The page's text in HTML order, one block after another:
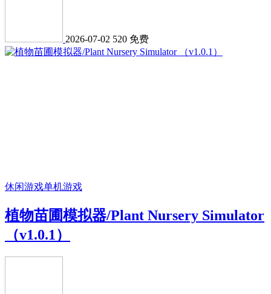
2026-07-02 520 免费
休闲游戏单机游戏
植物苗圃模拟器/Plant Nursery Simulator
（v1.0.1）